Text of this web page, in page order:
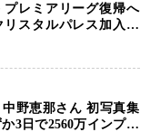
プレミアリーグ復帰へ
リスタルパレス加入目
ェックも通過
野恵那さん 初写真集
3日で2560万インプレ